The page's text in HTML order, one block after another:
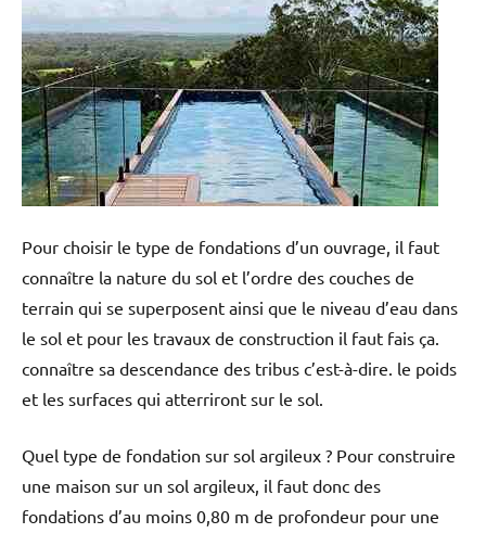
Pour choisir le type de fondations d’un ouvrage, il faut
connaître la nature du sol et l’ordre des couches de
terrain qui se superposent ainsi que le niveau d’eau dans
le sol et pour les travaux de construction il faut fais ça.
connaître sa descendance des tribus c’est-à-dire. le poids
et les surfaces qui atterriront sur le sol.
Quel type de fondation sur sol argileux ? Pour construire
une maison sur un sol argileux, il faut donc des
fondations d’au moins 0,80 m de profondeur pour une